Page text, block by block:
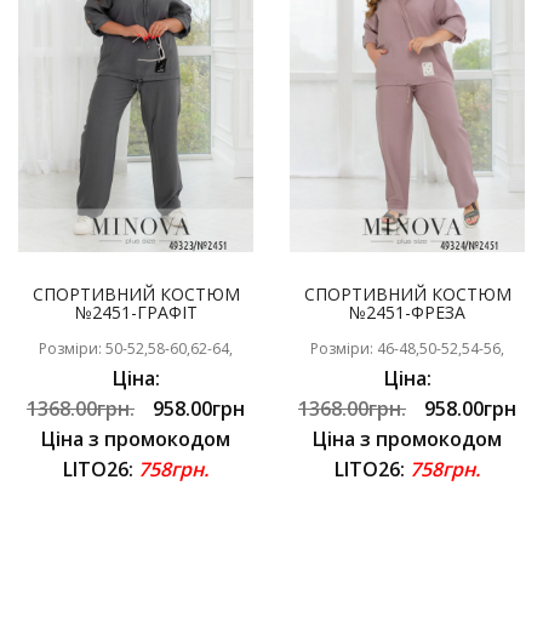
СПОРТИВНИЙ КОСТЮМ
№2451-ГРАФІТ
Розміри: 50-52,58-60,62-64,
Ціна:
1368.00грн.
958.00грн
Ціна з промокодом
LITO26: 758грн.
СПОРТИВНИЙ КОСТЮМ
№2451-ФРЕЗА
Розміри: 46-48,50-52,54-56,
Ціна:
1368.00грн.
958.00грн
Ціна з промокодом
LITO26: 758грн.